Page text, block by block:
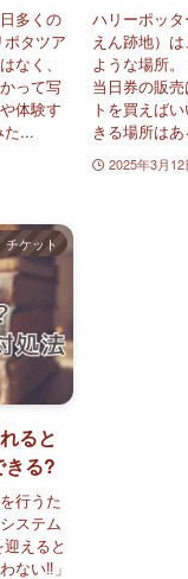
多くの
タツア
なく、
って写
体験す
た...
ハリーポッ
えん跡地）
ような場所
当日券の販
トを買えば
きる場所は
2025年3月12
チケット
ると
きる?
行うた
ステム
えると
ない‼」